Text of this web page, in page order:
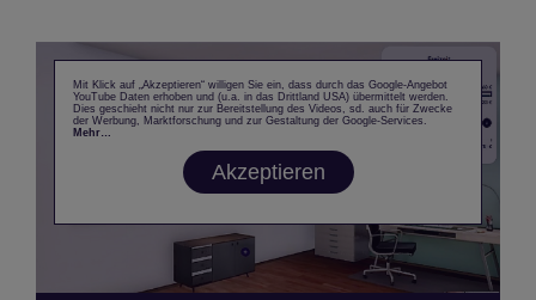
Mit Klick auf „Akzeptieren“ willigen Sie ein, dass durch das Google-Angebot
YouTube Daten erhoben und (u.a. in das Drittland USA) übermittelt werden.
Dies geschieht nicht nur zur Bereitstellung des Videos, sd. auch für Zwecke
der Werbung, Marktforschung und zur Gestaltung der Google-Services.
Mehr…
Akzeptieren